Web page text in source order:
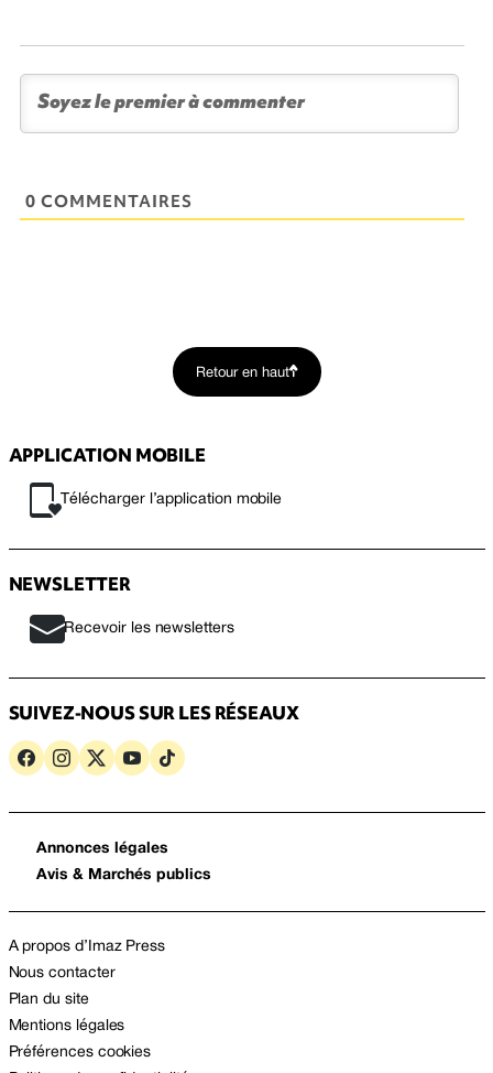
0 COMMENTAIRES
Retour en haut
APPLICATION MOBILE
Télécharger l’application mobile
NEWSLETTER
Recevoir les newsletters
SUIVEZ-NOUS SUR LES RÉSEAUX
Annonces légales
Avis & Marchés publics
A propos d’Imaz Press
Nous contacter
Plan du site
Mentions légales
Préférences cookies